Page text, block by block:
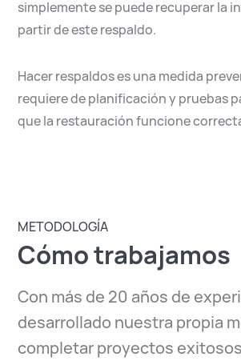
simplemente se puede recuperar la
partir de este respaldo.
Hacer respaldos es una medida
requiere de planificación y pruebas
que la restauración funcione
METODOLOGÍA
Cómo trabajamos
Con más de 20 años de
desarrollado nuestra propia
completar proyectos